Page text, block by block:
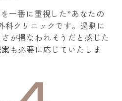
一番に重視した”あなたの
科クリニックです。過剰に
が損なわれそうだと感じた
も必要に応じていたしま